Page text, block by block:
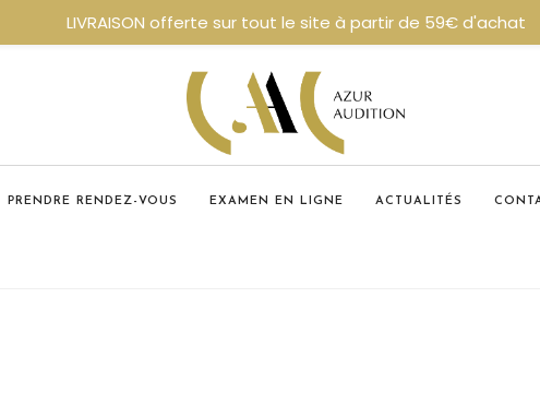
PRENDRE RENDEZ-VOUS EXAMEN EN LIGNE ACTUALITÉS
LIVRAISON offerte sur tout le site à partir de 59€ d'achat